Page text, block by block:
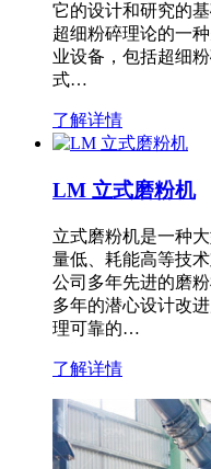
它的设计和研究的
超细粉碎理论的一
业设备，包括超细
式…
了解详情
LM 立式磨粉机
立式磨粉机是一种
量低、耗能高等技
公司多年先进的磨
多年的潜心设计改
理可靠的…
了解详情